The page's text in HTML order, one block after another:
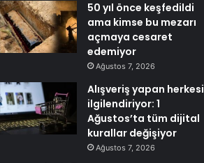
50 yıl önce keşfedildi
ama kimse bu mezarı
açmaya cesaret
edemiyor
Ağustos 7, 2026
Alışveriş yapan herkesi
ilgilendiriyor: 1
Ağustos’ta tüm dijital
kurallar değişiyor
Ağustos 7, 2026